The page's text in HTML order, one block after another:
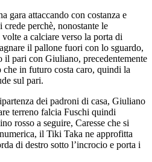
gara attaccando con costanza e
crede perchè, nonostante le
a calciare verso la porta di
il pallone fuori con lo sguardo,
il pari con Giuliano, precedentemente
in futuro costa caro, quindi la
sul pari.
dei padroni di casa, Giuliano
terreno falcia Fuschi quindi
rosso a seguire, Caresse che si
il Tiki Taka ne approfitta
di destro sotto l’incrocio e porta i